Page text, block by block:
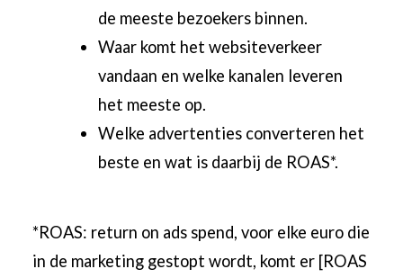
de meeste bezoekers binnen.
Waar komt het websiteverkeer
vandaan en welke kanalen leveren
het meeste op.
Welke advertenties converteren het
beste en wat is daarbij de ROAS*.
*ROAS: return on ads spend, voor elke euro die
in de marketing gestopt wordt, komt er [ROAS